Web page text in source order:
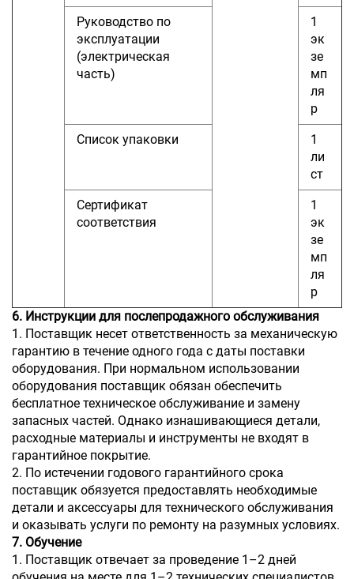
Руководство по
эксплуатации
(электрическая
часть)
1
эк
зе
мп
ля
р
Список упаковки
1
ли
ст
Сертификат
соответствия
1
эк
зе
мп
ля
р
6. Инструкции для послепродажного обслуживания
1. Поставщик несет ответственность за механическую
гарантию в течение одного года с даты поставки
оборудования. При нормальном использовании
оборудования поставщик обязан обеспечить
бесплатное техническое обслуживание и замену
запасных частей. Однако изнашивающиеся детали,
расходные материалы и инструменты не входят в
гарантийное покрытие.
2. По истечении годового гарантийного срока
поставщик обязуется предоставлять необходимые
детали и аксессуары для технического обслуживания
и оказывать услуги по ремонту на разумных условиях.
7. Обучение
1. Поставщик отвечает за проведение 1–2 дней